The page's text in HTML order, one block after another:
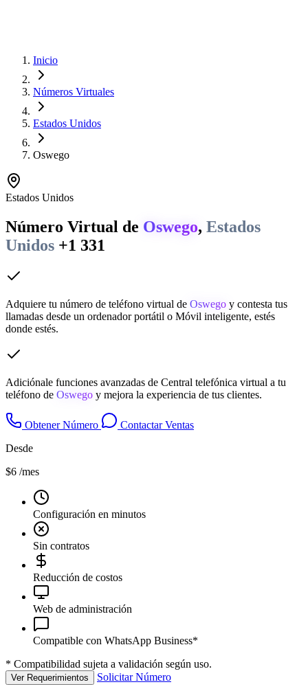
Inicio
Números Virtuales
Estados Unidos
Oswego
Estados Unidos
Número Virtual de Oswego, Estados
Unidos +1 331
Adquiere tu número de teléfono virtual de Oswego y contesta tus
llamadas desde un ordenador portátil o Móvil inteligente, estés
donde estés.
Adiciónale funciones avanzadas de Central telefónica virtual a tu
teléfono de Oswego y mejora la experiencia de tus clientes.
Obtener Número
Contactar Ventas
Desde
$6 /mes
Configuración en minutos
Sin contratos
Reducción de costos
Web de administración
Compatible con WhatsApp Business*
* Compatibilidad sujeta a validación según uso.
Ver Requerimientos Solicitar Número